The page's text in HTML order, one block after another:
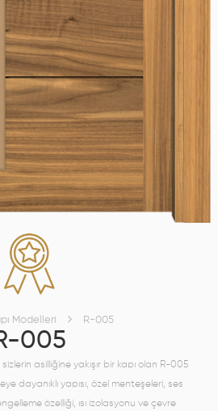
Modelleri R-005
005
asilliğine yakışır bir kapı olan R-005
dayanıklı yapısı, özel menteşeleri, ses
özelliği, ısı izolasyonu ve çevre